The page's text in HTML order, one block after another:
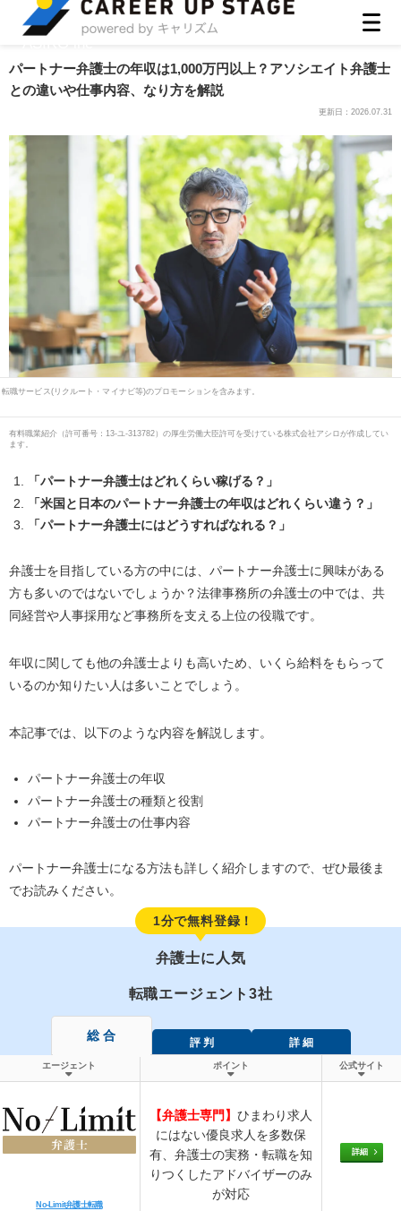
パートナー弁護士の年収は1,000万円以上？アソシエイト弁護士
との違いや仕事内容、なり方を解説
更新日：2026.07.31
転職サービス(リクルート・マイナビ等)のプロモーションを含みます。
有料職業紹介（許可番号：13-ユ-313782）の厚生労働大臣許可を受けている株式会社アシロが作成してい
ます。
「パートナー弁護士はどれくらい稼げる？」
「米国と日本のパートナー弁護士の年収はどれくらい違う？」
「パートナー弁護士にはどうすればなれる？」
弁護士を目指している方の中には、パートナー弁護士に興味がある
方も多いのではないでしょうか？法律事務所の弁護士の中では、共
同経営や人事採用など事務所を支える上位の役職です。
年収に関しても他の弁護士よりも高いため、いくら給料をもらって
いるのか知りたい人は多いことでしょう。
本記事では、以下のような内容を解説します。
パートナー弁護士の年収
パートナー弁護士の種類と役割
パートナー弁護士の仕事内容
パートナー弁護士になる方法も詳しく紹介しますので、ぜひ最後ま
でお読みください。
1分で無料登録！
弁護士に人気
転職エージェント3社
総 合 評 判 詳 細
エージェント ポイント 公式サイト
No-Limit弁護士転職
【弁護士専門】 ひまわり求人
にはない優良求人を多数保
有、弁護士の実務・転職を知
りつくしたアドバイザーのみ
が対応
詳細